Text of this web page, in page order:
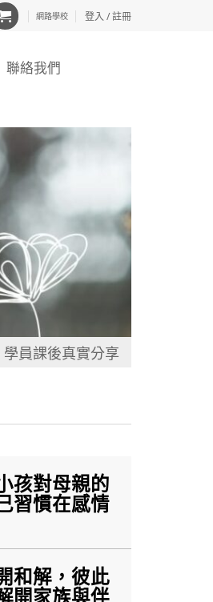
網路學校 登入 / 註冊
聯絡我們
學員課後真實分享
孩對母親的
習慣在感情
和解，彼此
開家族與伴